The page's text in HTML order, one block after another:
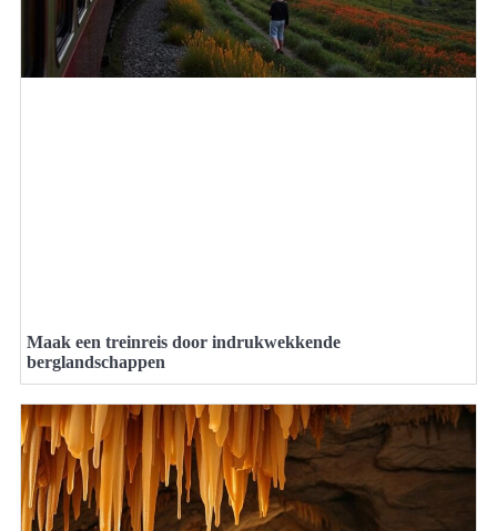
Maak een treinreis door indrukwekkende
berglandschappen